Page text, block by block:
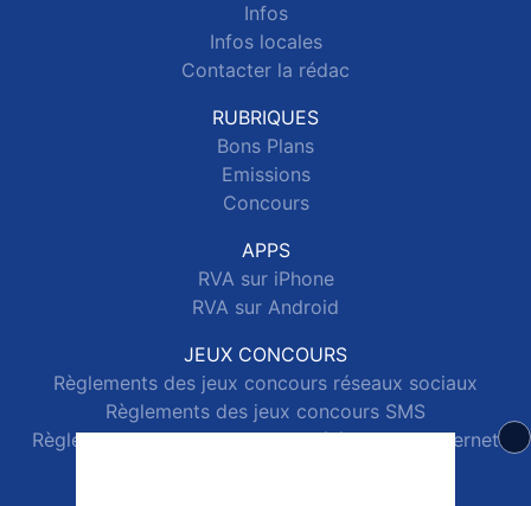
Infos
Infos locales
Contacter la rédac
RUBRIQUES
Bons Plans
Emissions
Concours
APPS
RVA sur iPhone
RVA sur Android
JEUX CONCOURS
Règlements des jeux concours réseaux sociaux
Règlements des jeux concours SMS
Règlements des jeux concours téléphone et internet